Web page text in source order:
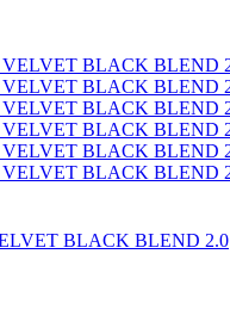
BLACK BLEND 2.0